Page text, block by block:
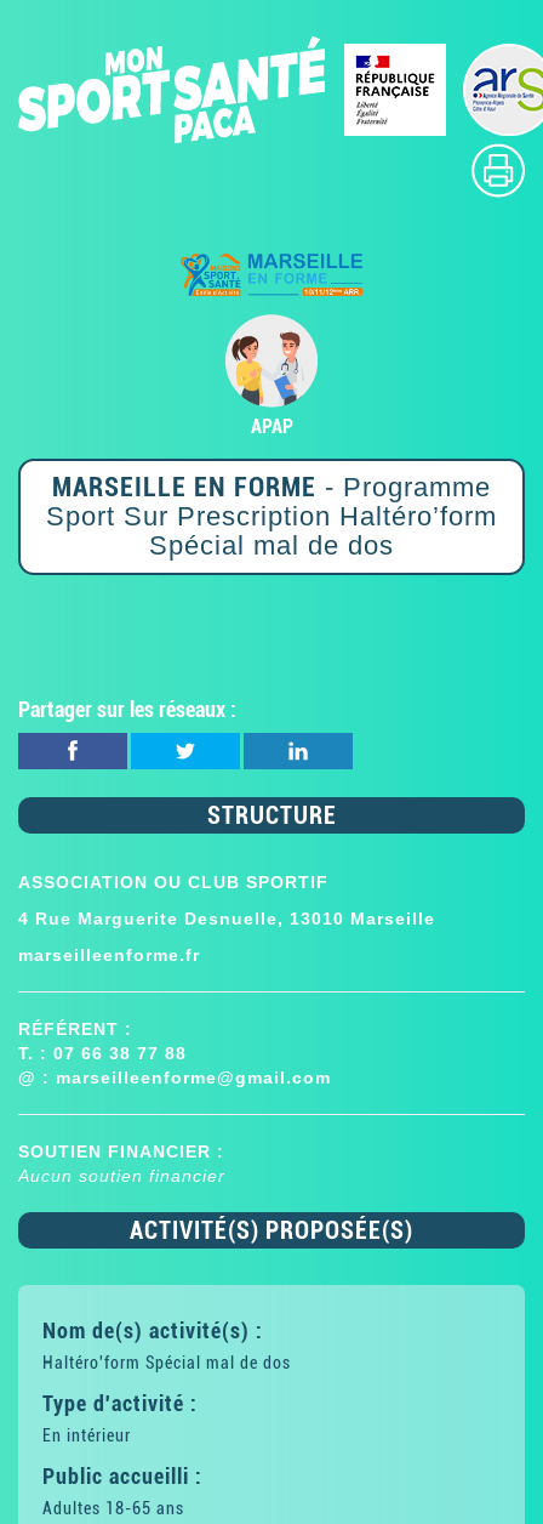
APAP
MARSEILLE EN FORME - Programme
Sport Sur Prescription Haltéro’form
Spécial mal de dos
Partager sur les réseaux :
STRUCTURE
ASSOCIATION OU CLUB SPORTIF
4 Rue Marguerite Desnuelle, 13010 Marseille
marseilleenforme.fr
RÉFÉRENT :
T. : 07 66 38 77 88
@ : marseilleenforme@gmail.com
SOUTIEN FINANCIER :
Aucun soutien financier
ACTIVITÉ(S) PROPOSÉE(S)
Nom de(s) activité(s) :
Haltéro'form Spécial mal de dos
Type d'activité :
En intérieur
Public accueilli :
Adultes 18-65 ans